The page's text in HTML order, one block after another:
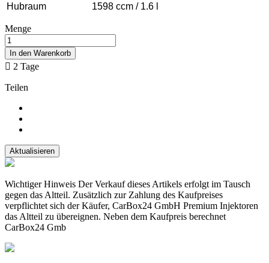
Hubraum 1598 ccm / 1.6 l
Menge
In den Warenkorb
 2 Tage
Teilen
Wichtiger Hinweis Der Verkauf dieses Artikels erfolgt im Tausch
gegen das Altteil. Zusätzlich zur Zahlung des Kaufpreises
verpflichtet sich der Käufer, CarBox24 GmbH Premium Injektoren
das Altteil zu übereignen. Neben dem Kaufpreis berechnet
CarBox24 Gmb